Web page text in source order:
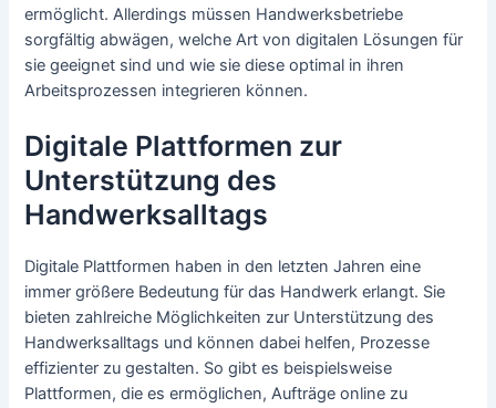
ermöglicht. Allerdings müssen Handwerksbetriebe
sorgfältig abwägen, welche Art von digitalen Lösungen für
sie geeignet sind und wie sie diese optimal in ihren
Arbeitsprozessen integrieren können.
Digitale Plattformen zur
Unterstützung des
Handwerksalltags
Digitale Plattformen haben in den letzten Jahren eine
immer größere Bedeutung für das Handwerk erlangt. Sie
bieten zahlreiche Möglichkeiten zur Unterstützung des
Handwerksalltags und können dabei helfen, Prozesse
effizienter zu gestalten. So gibt es beispielsweise
Plattformen, die es ermöglichen, Aufträge online zu